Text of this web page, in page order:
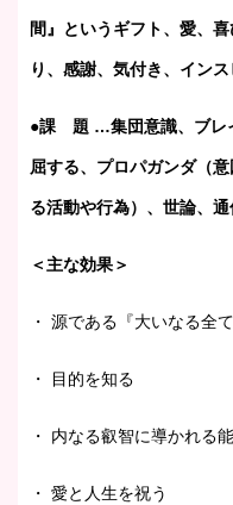
間』というギフト、愛、
り、感謝、気付き、イン
●課 題 …集団意識、ブレ
屈する、プロパガンダ（
る活動や行為）、世論、
＜主な効果＞
・ 源である『大いなる全
・ 目的を知る
・ 内なる叡智に導かれる
・ 愛と人生を祝う